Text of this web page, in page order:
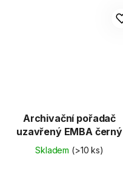
Archivační pořadač
uzavřený EMBA černý
Skladem (>10 ks)